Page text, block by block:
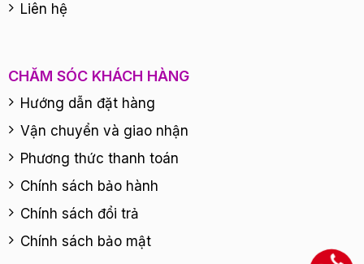
Liên hệ
CHĂM SÓC KHÁCH HÀNG
Hướng dẫn đặt hàng
Vận chuyển và giao nhận
Phương thức thanh toán
Chính sách bảo hành
Chính sách đổi trả
Chính sách bảo mật